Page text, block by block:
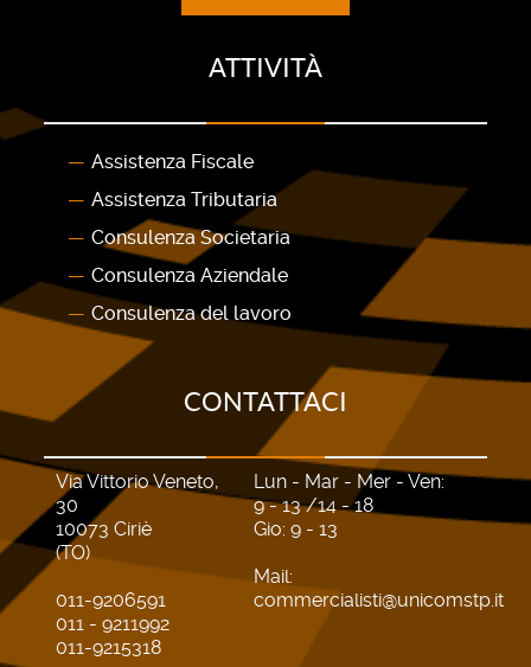
ATTIVITÀ
Assistenza Fiscale
Assistenza Tributaria
Consulenza Societaria
Consulenza Aziendale
Consulenza del lavoro
CONTATTACI
Via Vittorio Veneto,
30
10073 Ciriè
(TO)
011-9206591
011 - 9211992
011-9215318
Lun - Mar - Mer - Ven:
9 - 13 /14 - 18
Gio: 9 - 13
Mail:
commercialisti@unicomstp.it